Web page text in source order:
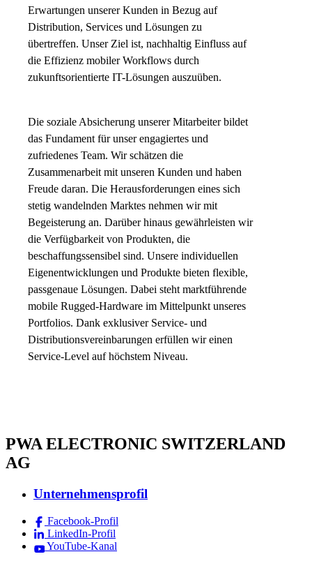
Erwartungen unserer Kunden in Bezug auf
Distribution, Services und Lösungen zu
übertreffen. Unser Ziel ist, nachhaltig Einfluss auf
die Effizienz mobiler Workflows durch
zukunftsorientierte IT-Lösungen auszuüben.
Die soziale Absicherung unserer Mitarbeiter bildet
das Fundament für unser engagiertes und
zufriedenes Team. Wir schätzen die
Zusammenarbeit mit unseren Kunden und haben
Freude daran. Die Herausforderungen eines sich
stetig wandelnden Marktes nehmen wir mit
Begeisterung an. Darüber hinaus gewährleisten wir
die Verfügbarkeit von Produkten, die
beschaffungssensibel sind. Unsere individuellen
Eigenentwicklungen und Produkte bieten flexible,
passgenaue Lösungen. Dabei steht marktführende
mobile Rugged-Hardware im Mittelpunkt unseres
Portfolios. Dank exklusiver Service- und
Distributionsvereinbarungen erfüllen wir einen
Service-Level auf höchstem Niveau.
PWA ELECTRONIC SWITZERLAND
AG
Unternehmensprofil
Facebook-Profil
LinkedIn-Profil
YouTube-Kanal